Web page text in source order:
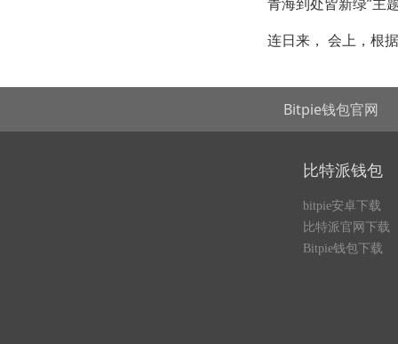
连日来， 会上，根
Bitpie钱包官网 Bitpie
比特派钱包
bitpie安卓下载
比特派官网下载
Bitpie钱包下载